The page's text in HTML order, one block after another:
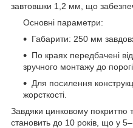
завтовшки 1,2 мм, що
Основні параметри:
Габарити: 250 мм
По краях передбачені
зручного монтажу до
Для посилення
жорсткості.
Завдяки цинковому покриттю
становить до 10 років, що у